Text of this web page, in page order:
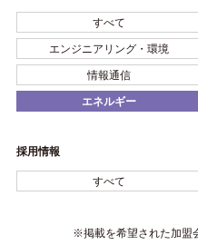
すべて
エンジニアリング・環境
情報通信
エネルギー
採用情報
すべて
※掲載を希望された加盟